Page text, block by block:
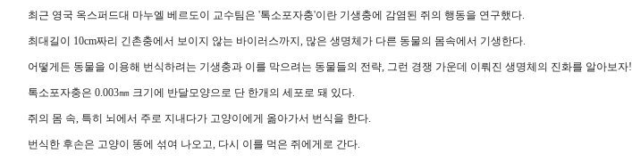
최근 영국 옥스퍼드대 마누엘 베르도이 교수팀은 '톡소포자충'이란 기생충에 감염된 쥐의 행동을 연구했다.
최대길이 10cm짜리 긴촌충에서 보이지 않는 바이러스까지, 많은 생명체가 다른 동물의 몸속에서 기생한다.
어떻게든 동물을 이용해 번식하려는 기생충과 이를 막으려는 동물들의 전략, 그런 경쟁 가운데 이뤄진 생명체의 진화를 알아보자!
톡소포자충은 0.003㎜ 크기에 반달모양으로 단 한개의 세포로 돼 있다.
쥐의 몸 속, 특히 뇌에서 주로 지내다가 고양이에게 옮아가서 번식을 한다.
번식한 후손은 고양이 똥에 섞여 나오고, 다시 이를 먹은 쥐에게로 간다.